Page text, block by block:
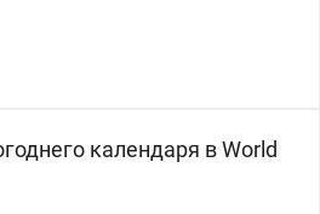
календаря в World